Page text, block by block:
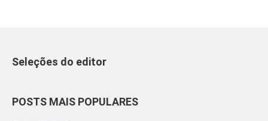
Seleções do editor
POSTS MAIS POPULARES